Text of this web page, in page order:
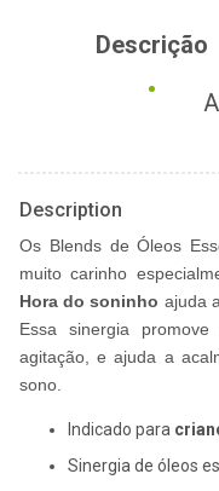
Descrição
Description
Os Blends de Óleos
muito carinho
Hora do soninho ajuda
Essa sinergia
agitação, e ajuda a
sono.
Indicado para
Sinergia de óleos